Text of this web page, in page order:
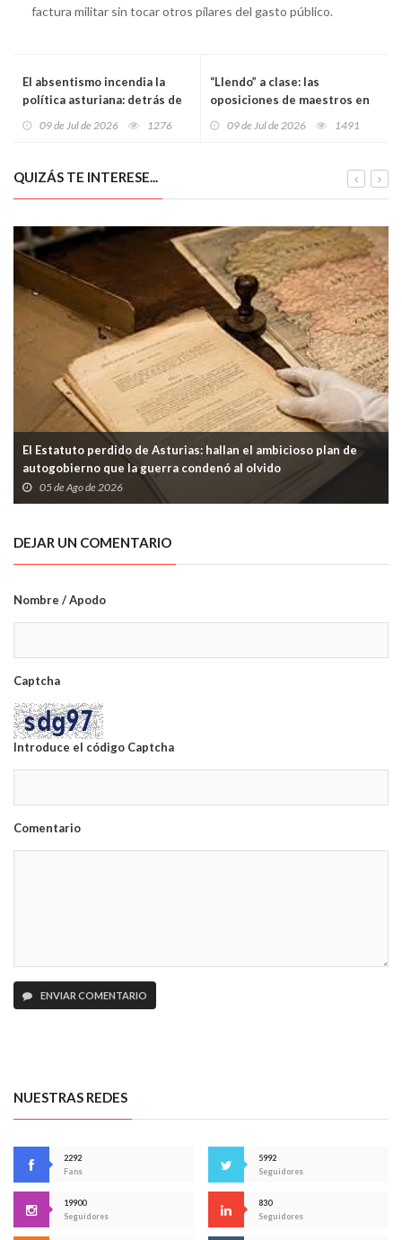
factura militar sin tocar otros pilares del gasto público.
El absentismo incendia la
política asturiana: detrás de
gritos
09 de Jul de 2026 1276
“Llendo” a clase: las
oposiciones de maestros en
09 de Jul de 2026 1491
QUIZÁS TE INTERESE...
El Estatuto perdido de Asturias: hallan el ambicioso plan de
autogobierno que la guerra condenó al olvido
05 de Ago de 2026
DEJAR UN COMENTARIO
Nombre / Apodo
Captcha
Introduce el código Captcha
Comentario
ENVIAR COMENTARIO
NUESTRAS REDES
2292
Fans
5992
Seguidores
19900
Seguidores
830
Seguidores